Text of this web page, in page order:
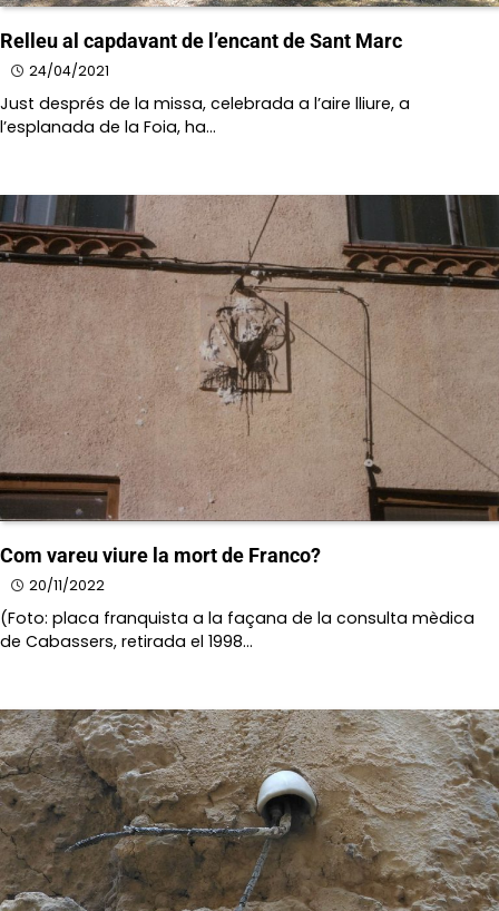
Relleu al capdavant de l’encant de Sant Marc
24/04/2021
Just després de la missa, celebrada a l’aire lliure, a
l’esplanada de la Foia, ha…
Com vareu viure la mort de Franco?
20/11/2022
(Foto: placa franquista a la façana de la consulta mèdica
de Cabassers, retirada el 1998…